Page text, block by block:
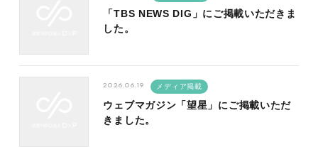
「TBS NEWS DIG」にご掲載いただきま
した。
ウェブマガジン「望星」にご掲載いただ
きました。
2026.06.19 メディア掲載